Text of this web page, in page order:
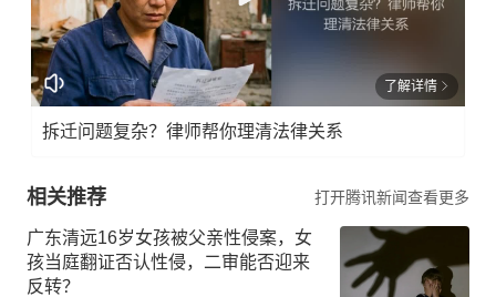
了解详情
拆迁问题复杂？律师帮你理清法律关系
相关推荐 打开腾讯新闻查看更多
广东清远16岁女孩被父亲性侵案，女
孩当庭翻证否认性侵，二审能否迎来
反转？